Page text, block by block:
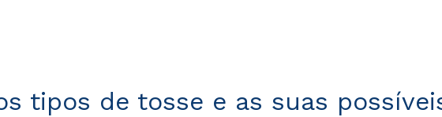
tipos de tosse e as suas